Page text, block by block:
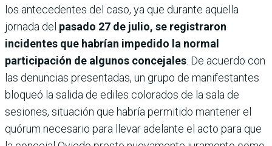
los antecedentes del caso, ya que durante aquella
jornada del pasado 27 de julio, se registraron
incidentes que habrían impedido la normal
participación de algunos concejales. De acuerdo con
las denuncias presentadas, un grupo de manifestantes
bloqueó la salida de ediles colorados de la sala de
sesiones, situación que habría permitido mantener el
quórum necesario para llevar adelante el acto para que